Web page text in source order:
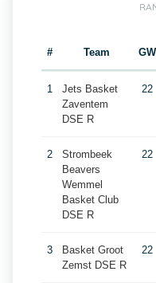
# Team GW
1
Jets Basket
Zaventem
DSE R
22
2
Strombeek
Beavers
Wemmel
Basket Club
DSE R
22
3
Basket Groot
Zemst DSE R
22